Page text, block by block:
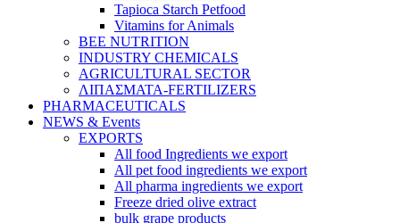
Tapioca Starch Petfood
Vitamins for Animals
BEE NUTRITION
INDUSTRY CHEMICALS
AGRICULTURAL SECTOR
ΛΙΠΑΣΜΑΤΑ-FERTILIZERS
PHARMACEUTICALS
NEWS & Events
EXPORTS
All food Ingredients we export
All pet food ingredients we export
All pharma ingredients we export
Freeze dried olive extract
bulk grape products